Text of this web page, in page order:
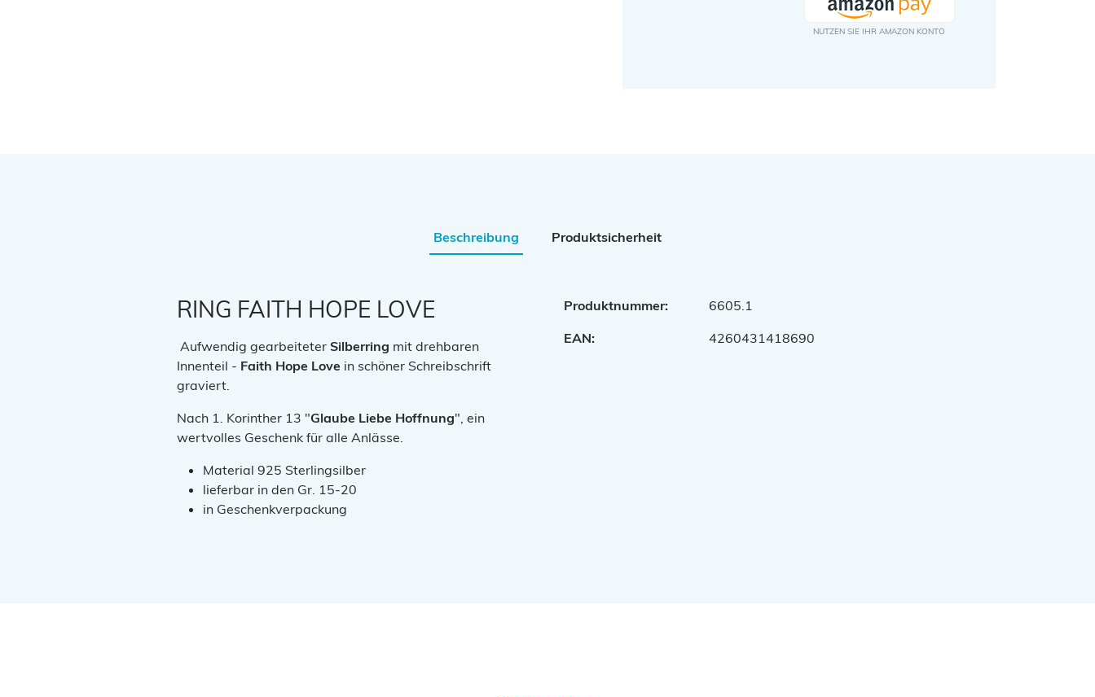
Beschreibung Produktsicherheit
RING FAITH HOPE LOVE
Aufwendig gearbeiteter Silberring mit drehbaren
Innenteil - Faith Hope Love in schöner Schreibschrift
graviert.
Nach 1. Korinther 13 "Glaube Liebe Hoffnung", ein
wertvolles Geschenk für alle Anlässe.
Material 925 Sterlingsilber
lieferbar in den Gr. 15-20
in Geschenkverpackung
Produktnummer:
6605.1
EAN:
4260431418690